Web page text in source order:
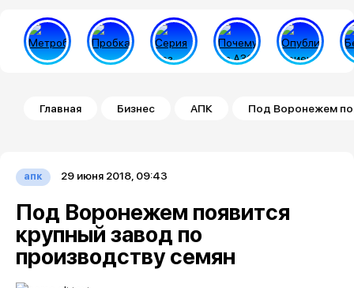
Строка навигации
Главная Бизнес АПК Под Воронежем
апк 29 июня 2018, 09:43
Под Воронежем появится
крупный завод по
производству семян